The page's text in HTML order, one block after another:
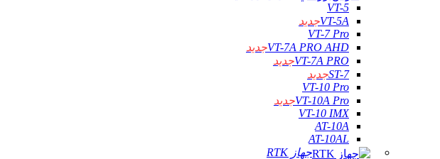
VT-5
VT-5Aجديد
VT-7 Pro
VT-7A PRO AHDجديد
VT-7A PROجديد
ST-7جديد
VT-10 Pro
VT-10A Proجديد
VT-10 IMX
AT-10A
AT-10AL
جهاز RTK